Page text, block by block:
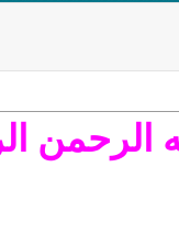
الرحمن